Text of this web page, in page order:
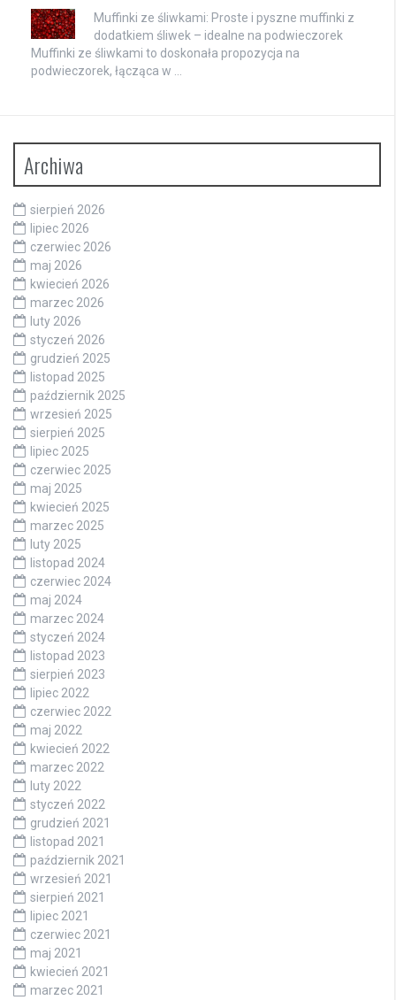
Muffinki ze śliwkami: Proste i pyszne muffinki z
dodatkiem śliwek – idealne na podwieczorek
Muffinki ze śliwkami to doskonała propozycja na
podwieczorek, łącząca w …
Archiwa
sierpień 2026
lipiec 2026
czerwiec 2026
maj 2026
kwiecień 2026
marzec 2026
luty 2026
styczeń 2026
grudzień 2025
listopad 2025
październik 2025
wrzesień 2025
sierpień 2025
lipiec 2025
czerwiec 2025
maj 2025
kwiecień 2025
marzec 2025
luty 2025
listopad 2024
czerwiec 2024
maj 2024
marzec 2024
styczeń 2024
listopad 2023
sierpień 2023
lipiec 2022
czerwiec 2022
maj 2022
kwiecień 2022
marzec 2022
luty 2022
styczeń 2022
grudzień 2021
listopad 2021
październik 2021
wrzesień 2021
sierpień 2021
lipiec 2021
czerwiec 2021
maj 2021
kwiecień 2021
marzec 2021